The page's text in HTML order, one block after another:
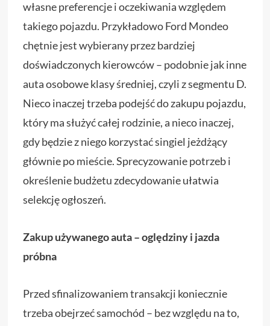
własne preferencje i oczekiwania względem
takiego pojazdu. Przykładowo Ford Mondeo
chętnie jest wybierany przez bardziej
doświadczonych kierowców – podobnie jak inne
auta osobowe klasy średniej, czyli z segmentu D.
Nieco inaczej trzeba podejść do zakupu pojazdu,
który ma służyć całej rodzinie, a nieco inaczej,
gdy będzie z niego korzystać singiel jeżdżący
głównie po mieście. Sprecyzowanie potrzeb i
określenie budżetu zdecydowanie ułatwia
selekcję ogłoszeń.
Zakup używanego auta – oględziny i jazda
próbna
Przed sfinalizowaniem transakcji koniecznie
trzeba obejrzeć samochód – bez względu na to,